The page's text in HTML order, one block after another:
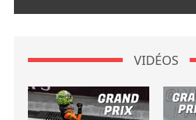
VIDÉOS